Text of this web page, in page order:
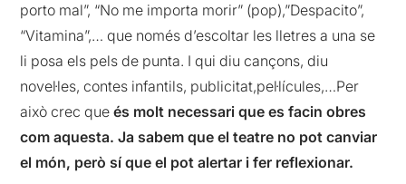
porto mal”, “No me importa morir” (pop),”Despacito”,
“Vitamina”,… que només d’escoltar les lletres a una se
li posa els pels de punta. I qui diu cançons, diu
novel·les, contes infantils, publicitat,pel·lícules,…Per
això crec queés molt necessari que es facin obres
com aquesta. Ja sabem que el teatre no pot canviar
el món, però sí que el pot alertar i fer reflexionar.